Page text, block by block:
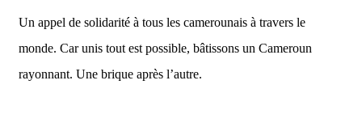
Un appel de solidarité à tous les camerounais à travers le
monde. Car unis tout est possible, bâtissons un Cameroun
rayonnant. Une brique après l’autre.